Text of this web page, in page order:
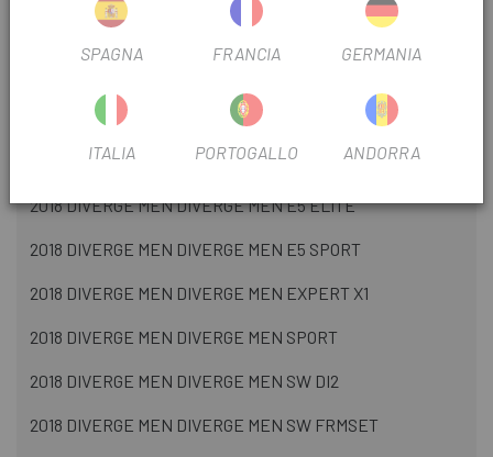
2018 CRUX CRUX SW FRMSET
2018 DIVERGE MEN DIVERGE MEN E5
2018 DIVERGE MEN DIVERGE MEN E5 COMP
2018 DIVERGE MEN DIVERGE MEN E5 ELITE
2018 DIVERGE MEN DIVERGE MEN E5 SPORT
2018 DIVERGE MEN DIVERGE MEN EXPERT X1
2018 DIVERGE MEN DIVERGE MEN SPORT
2018 DIVERGE MEN DIVERGE MEN SW DI2
2018 DIVERGE MEN DIVERGE MEN SW FRMSET
SPAGNA FRANCIA GERMANIA
ITALIA PORTOGALLO ANDORRA